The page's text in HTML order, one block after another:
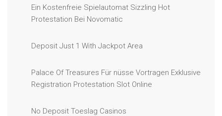
Ein Kostenfreie Spielautomat Sizzling Hot
Protestation Bei Novomatic
Deposit Just 1 With Jackpot Area
Palace Of Treasures Für nüsse Vortragen Exklusive
Registration Protestation Slot Online
No Deposit Toeslag Casinos